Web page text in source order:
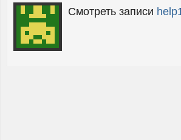
Смотреть записи